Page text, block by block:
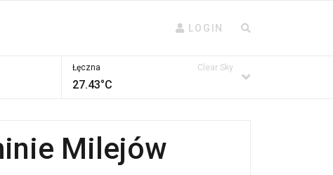
LOGIN
Łęczna
27.43°C
Clear Sky
Milejów